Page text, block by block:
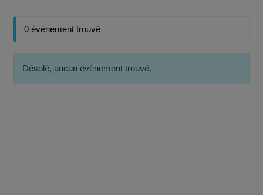
0 évènement trouvé
Désolé, aucun évènement trouvé.